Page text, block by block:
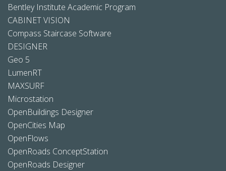
Bentley Institute Academic Program
CABINET VISION
Compass Staircase Software
DESIGNER
Geo 5
LumenRT
MAXSURF
Microstation
OpenBuildings Designer
OpenCities Map
OpenFlows
OpenRoads ConceptStation
OpenRoads Designer